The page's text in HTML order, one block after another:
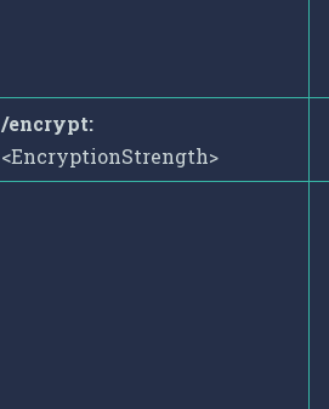
/encrypt:
<EncryptionStrength>